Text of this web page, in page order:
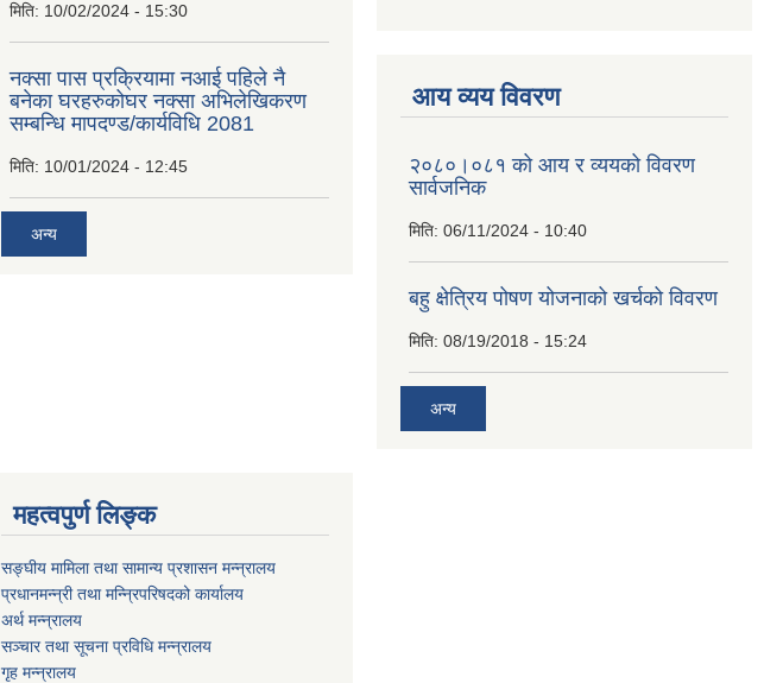
मिति: 10/02/2024 - 15:30
नक्सा पास प्रक्रियामा नआई पहिले नै
बनेका घरहरुकोघर नक्सा अभिलेखिकरण
सम्बन्धि मापदण्ड/कार्यविधि 2081
मिति: 10/01/2024 - 12:45
अन्य
आय व्यय विवरण
२०८०।०८१ को आय र व्ययको विवरण
सार्वजनिक
मिति: 06/11/2024 - 10:40
बहु क्षेत्रिय पोषण योजनाको खर्चको विवरण
मिति: 08/19/2018 - 15:24
अन्य
महत्वपुर्ण लिङ्क
सङ्घीय मामिला तथा सामान्य प्रशासन मन्न्रालय
प्रधानमन्न्री तथा मन्न्रिपरिषदको कार्यालय
अर्थ मन्न्रालय
सञ्चार तथा सूचना प्रविधि मन्न्रालय
गृह मन्न्रालय